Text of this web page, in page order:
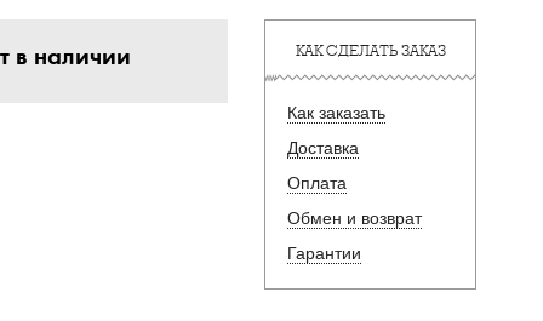
в наличии КАК СДЕЛАТЬ ЗАКАЗ
Как заказать
Доставка
Оплата
Обмен и возврат
Гарантии